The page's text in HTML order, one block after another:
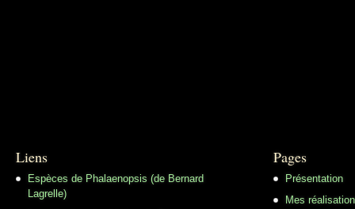
Liens
Espèces de Phalaenopsis (de Bernard
Lagrelle)
Pages
Présentation
Mes